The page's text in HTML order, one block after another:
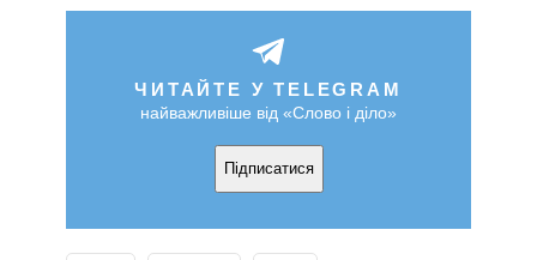
ЧИТАЙТЕ У TELEGRAM
найважливіше від «Слово і діло»
Підписатися